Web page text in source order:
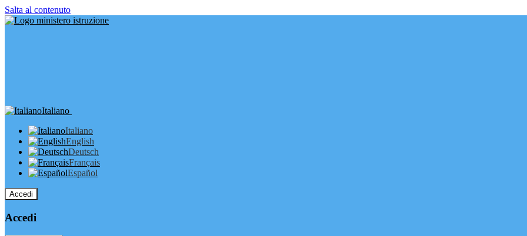
Salta al contenuto
Italiano
Italiano
English
Deutsch
Français
Español
Accedi
Accedi